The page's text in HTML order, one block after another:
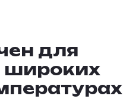
для
широких